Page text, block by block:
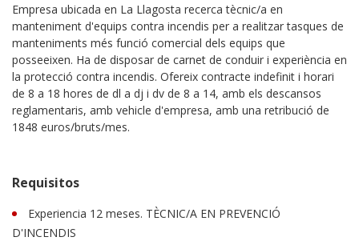
Empresa ubicada en La Llagosta recerca tècnic/a en
manteniment d'equips contra incendis per a realitzar tasques de
manteniments més funció comercial dels equips que
posseeixen. Ha de disposar de carnet de conduir i experiència en
la protecció contra incendis. Ofereix contracte indefinit i horari
de 8 a 18 hores de dl a dj i dv de 8 a 14, amb els descansos
reglamentaris, amb vehicle d'empresa, amb una retribució de
1848 euros/bruts/mes.
Requisitos
Experiencia 12 meses. TÈCNIC/A EN PREVENCIÓ
D'INCENDIS